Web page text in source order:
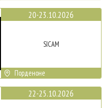
20-23.10.2026
SICAM
Порденоне
22-25.10.2026